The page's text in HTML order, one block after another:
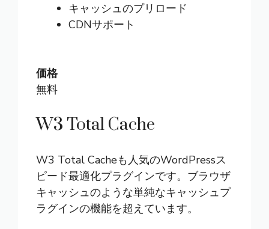
キャッシュのプリロード
CDNサポート
価格
無料
W3 Total Cache
W3 Total Cacheも人気のWordPressス
ピード最適化プラグインです。ブラウザ
キャッシュのような単純なキャッシュプ
ラグインの機能を超えています。